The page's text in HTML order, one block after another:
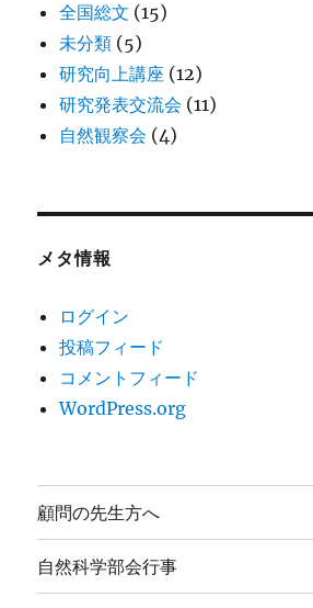
全国総文 (15)
未分類 (5)
研究向上講座 (12)
研究発表交流会 (11)
自然観察会 (4)
メタ情報
ログイン
投稿フィード
コメントフィード
WordPress.org
顧問の先生方へ
自然科学部会行事